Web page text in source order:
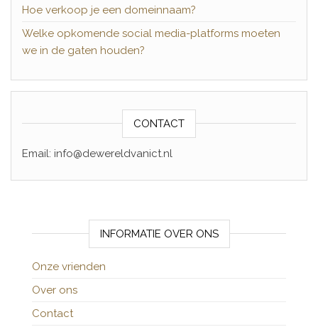
Hoe verkoop je een domeinnaam?
Welke opkomende social media-platforms moeten
we in de gaten houden?
CONTACT
Email: info@dewereldvanict.nl
INFORMATIE OVER ONS
Onze vrienden
Over ons
Contact